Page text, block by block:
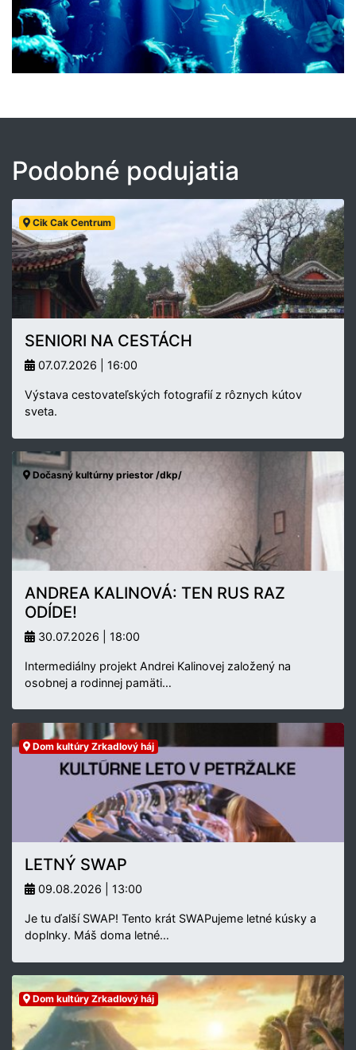
Podobné podujatia
Cik Cak Centrum
SENIORI NA CESTÁCH
07.07.2026 | 16:00
Výstava cestovateľských fotografií z rôznych kútov
sveta.
Dočasný kultúrny priestor /dkp/
ANDREA KALINOVÁ: TEN RUS RAZ
ODÍDE!
30.07.2026 | 18:00
Intermediálny projekt Andrei Kalinovej založený na
osobnej a rodinnej pamäti…
Dom kultúry Zrkadlový háj
LETNÝ SWAP
09.08.2026 | 13:00
Je tu ďalší SWAP! Tento krát SWAPujeme letné kúsky a
doplnky. Máš doma letné…
Dom kultúry Zrkadlový háj